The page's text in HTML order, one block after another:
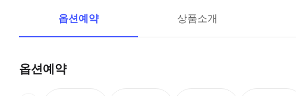
옵션예약 상품소개
옵션예약